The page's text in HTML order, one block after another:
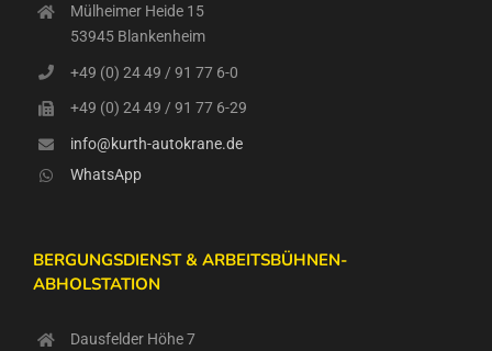
Mülheimer Heide 15
53945 Blankenheim
+49 (0) 24 49 / 91 77 6-0
+49 (0) 24 49 / 91 77 6-29
info@kurth-autokrane.de
WhatsApp
BERGUNGSDIENST & ARBEITSBÜHNEN-
ABHOLSTATION
Dausfelder Höhe 7